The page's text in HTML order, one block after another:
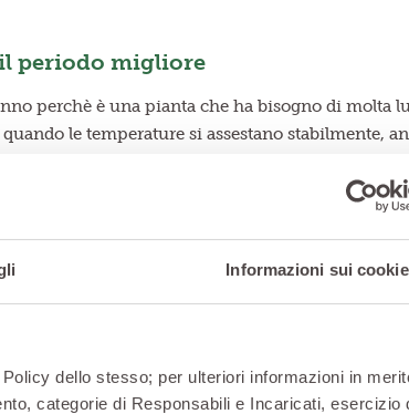
Informazioni sui cookie
dello stesso; per ulteriori informazioni in
categorie di Responsabili e Incaricati, esercizio
periodo migliore
perchè è una pianta che ha bisogno di molta
le temperature si assestano stabilmente,
e terminano intorno a ottobre nelle zone più